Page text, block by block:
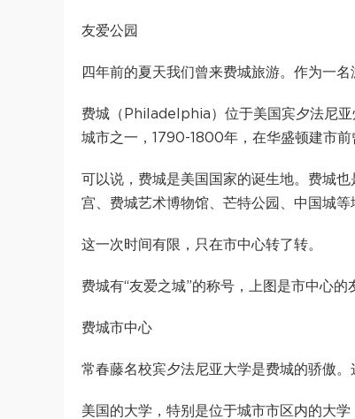
友爱公园
四年前的夏天我们曾来费城旅游。作为一
费城（Philadelphia）位于美国宾夕法尼
城市之一，1790-1800年，在华盛顿建市前
可以说，费城是美国国家的诞生地。费城
宫、费城艺术博物馆、芒特公园、中国城等
这一次时间有限，只在市中心转了转。
费城有“友爱之城”的称号，上图是市中心
费城市中心
常春藤名校宾夕法尼亚大学是费城的骄傲。
美国的大学，特别是位于城市市区内的大